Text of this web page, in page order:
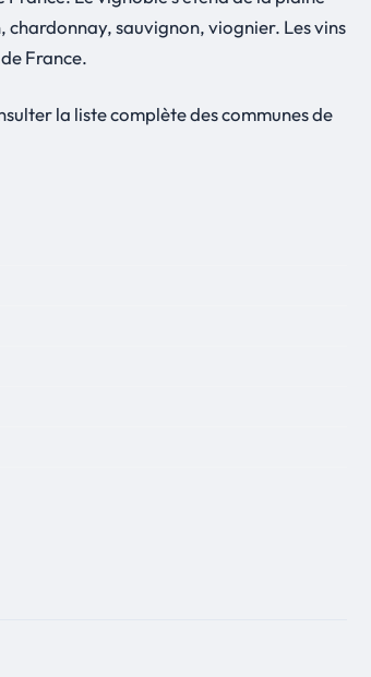
sauvignon, viognier. Les vins
France.
la liste complète des communes de